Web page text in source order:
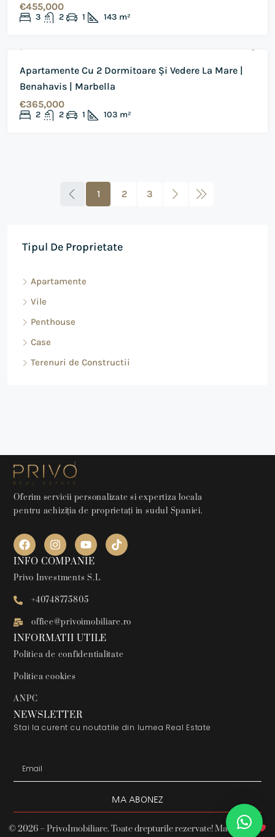
€455,000
3 2 1 143 m²
DE VANZARE REVANZARE
Apartamente Cu 2 Dormitoare Și Vedere La Mare |
Benahavis | Marbella
€365,000
2 2 1 103 m²
1 2 3
Tipul De Proprietate
Apartamente
Vile
Penthouse
Case
Terenuri de Constructii
Oferim servicii personalizate si expertiza locala
pentru achiziția de proprietați in sudul Spaniei.
INFO COMPANIE
Privo Investments S.L
+40748775805
office@privoimobiliare.ro
INFORMATII UTILE
Politica de confidentialitate
Politica cookies
ANPC
NEWSLETTER
Stai la curent cu noutatile din lumea Real Estate
MA ABONEZ
© 2026 – PrivoImobiliare. Toate drepturile rezervate! Made with